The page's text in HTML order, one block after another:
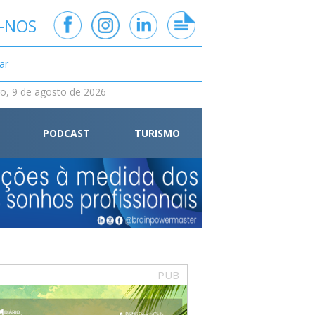
9 de agosto de 2026
PODCAST TURISMO
PUB